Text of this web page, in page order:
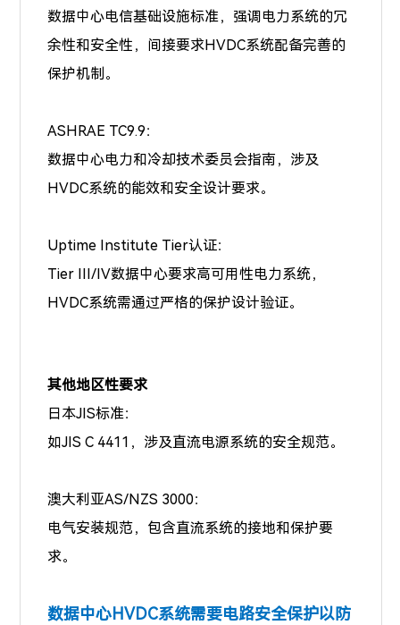
数据中心电信基础设施标准，强调电力系统的冗
余性和安全性，间接要求HVDC系统配备完善的
保护机制。
ASHRAE TC9.9：
数据中心电力和冷却技术委员会指南，涉及
HVDC系统的能效和安全设计要求。
Uptime Institute Tier认证：
Tier III/IV数据中心要求高可用性电力系统，
HVDC系统需通过严格的保护设计验证。
其他地区性要求
日本JIS标准：
如JIS C 4411，涉及直流电源系统的安全规范。
澳大利亚AS/NZS 3000：
电气安装规范，包含直流系统的接地和保护要
求。
数据中心HVDC系统需要电路安全保护以防